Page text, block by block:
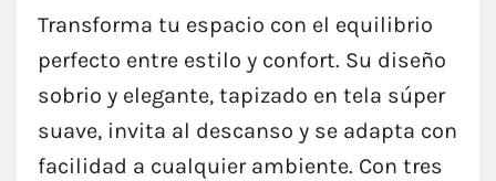
Transforma tu espacio con el equilibrio
perfecto entre estilo y confort. Su diseño
sobrio y elegante, tapizado en tela súper
suave, invita al descanso y se adapta con
facilidad a cualquier ambiente. Con tres